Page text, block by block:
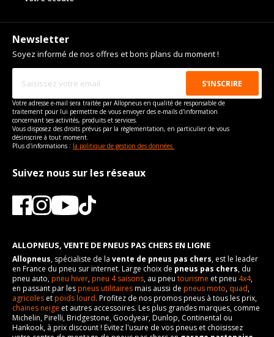
Cylindrée cm3
Puissance en Kw max
338
Type
VISSERIE ROLLS-ROYCE PHANTOM DROPHEAD COUPE DE
06-2007 À 07-2017 6.75 V12 (460CV)
Type de boulon
M14x1.5
Taille de la tête de boulon
17
boulon
Pour la visserie, afin de garantir une parfaite compatibilité, nous
vous conseillons de contacter directement le constructeur.
Newsletter
Soyez informé de nos offres et bons plans du moment !
Votre adresse e-mail sera traitée par Allopneus en qualité de responsable de
traitement pour lui permettre de vous envoyer des e-mails d'information
concernant ses activités, produits et services.
Vous disposez des droits prévus par la règlementation, en particulier de vous
désinscrire à tout moment.
Plus d'informations : la politique de gestion des données.
Suivez nous sur les réseaux
ALLOPNEUS, VENTE DE PNEUS PAS CHERS EN LIGNE
Allopneus, spécialiste de la vente de pneus pas chers, est le leader
en France du pneu sur internet. Large choix de pneus pas chers, du
pneu auto,pneu hiver,pneu 4 saisons, au pneu tourisme et pneu 4x4,
en passant par lespneus utilitairesmais aussi de pneus moto, quad,
agricoles etpoids lourd. Profitez de nos promos pneus à tous les prix,
chaines neige et autres accessoires. Les plus grandes marques, comme
Michelin, Pirelli, Bridgestone, Goodyear, Dunlop, Continental ou
Hankook, à prix discount ! Evitez l'usure de vos pneus et choisissez